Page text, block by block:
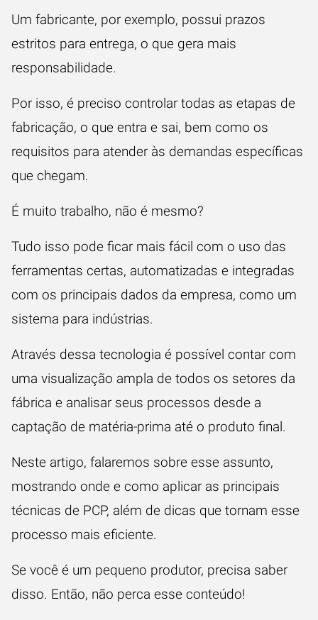
Um fabricante, por exemplo, possui prazos
estritos para entrega, o que gera mais
responsabilidade.
Por isso, é preciso controlar todas as etapas de
fabricação, o que entra e sai, bem como os
requisitos para atender às demandas específicas
que chegam.
É muito trabalho, não é mesmo?
Tudo isso pode ficar mais fácil com o uso das
ferramentas certas, automatizadas e integradas
com os principais dados da empresa, como um
sistema para indústrias.
Através dessa tecnologia é possível contar com
uma visualização ampla de todos os setores da
fábrica e analisar seus processos desde a
captação de matéria-prima até o produto final.
Neste artigo, falaremos sobre esse assunto,
mostrando onde e como aplicar as principais
técnicas de PCP, além de dicas que tornam esse
processo mais eficiente.
Se você é um pequeno produtor, precisa saber
disso. Então, não perca esse conteúdo!